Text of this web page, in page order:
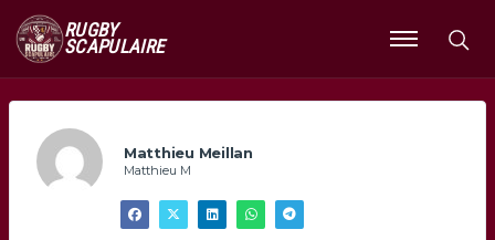
RUGBY
SCAPULAIRE
Ouvrir
le
Matthieu Meillan
Matthieu M